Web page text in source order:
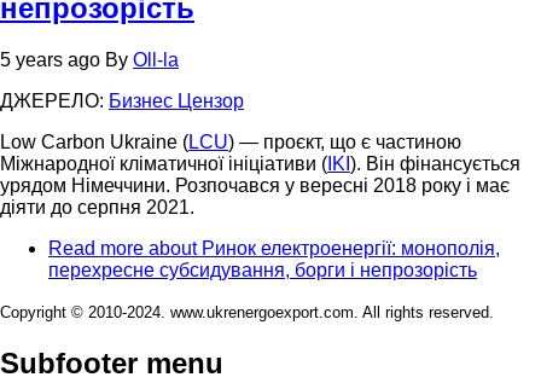
непрозорість
5 years ago By Oll-la
ДЖЕРЕЛО: Бизнес Цензор
Low Carbon Ukraine (LCU) — проєкт, що є частиною
Міжнародної кліматичної ініціативи ( IKI ). Він фінансується
урядом Німеччини. Розпочався у вересні 2018 року і має
діяти до серпня 2021.
Read more about Ринок електроенергії: монополія,
перехресне субсидування, борги і непрозорість
Copyright © 2010-2024. www.ukrenergoexport.com. All rights reserved.
Subfooter menu